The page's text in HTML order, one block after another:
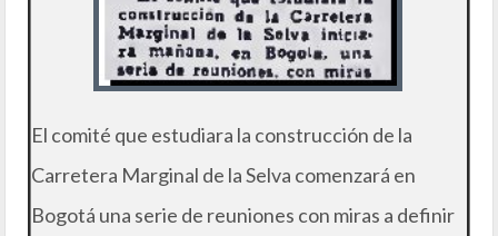
El comité que estudiara la construcción de la
Carretera Marginal de la Selva comenzará en
Bogotá una serie de reuniones con miras a definir